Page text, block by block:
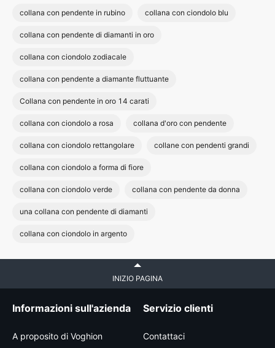
collana con pendente in rubino collana con ciondolo blu
collana con pendente di diamanti in oro
collana con ciondolo zodiacale
collana con pendente a diamante fluttuante
Collana con pendente in oro 14 carati
collana con ciondolo a rosa collana d'oro con pendente
collana con ciondolo rettangolare collane con pendenti grandi
collana con ciondolo a forma di fiore
collana con ciondolo verde collana con pendente da donna
una collana con pendente di diamanti
collana con ciondolo in argento
INIZIO PAGINA
Informazioni sull'azienda
A proposito di Voghion
Servizio clienti
Contattaci